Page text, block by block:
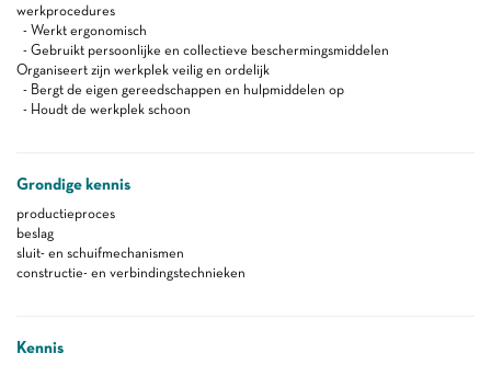
werkprocedures
- Werkt ergonomisch
- Gebruikt persoonlijke en collectieve beschermingsmiddelen
Organiseert zijn werkplek veilig en ordelijk
- Bergt de eigen gereedschappen en hulpmiddelen op
- Houdt de werkplek schoon
Grondige kennis
productieproces
beslag
sluit- en schuifmechanismen
constructie- en verbindingstechnieken
Kennis